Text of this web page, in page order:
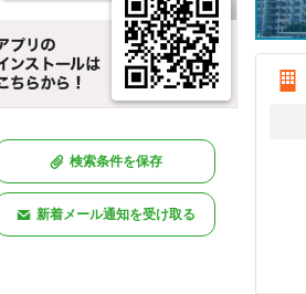
検索条件を保存
新着メール通知を受け取る